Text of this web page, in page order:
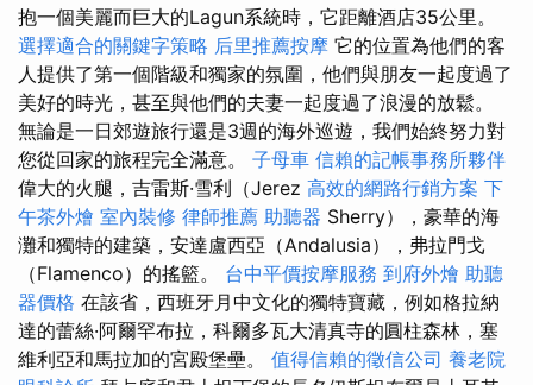
抱一個美麗而巨大的Lagun系統時，它距離酒店35公里。
選擇適合的關鍵字策略 后里推薦按摩 它的位置為他們的客
人提供了第一個階級和獨家的氛圍，他們與朋友一起度過了
美好的時光，甚至與他們的夫妻一起度過了浪漫的放鬆。
無論是一日郊遊旅行還是3週的海外巡遊，我們始終努力對
您從回家的旅程完全滿意。 子母車 信賴的記帳事務所夥伴
偉大的火腿，吉雷斯·雪利（Jerez 高效的網路行銷方案 下
午茶外燴 室內裝修 律師推薦 助聽器 Sherry），豪華的海
灘和獨特的建築，安達盧西亞（Andalusia），弗拉門戈
（Flamenco）的搖籃。 台中平價按摩服務 到府外燴 助聽
器價格 在該省，西班牙月中文化的獨特寶藏，例如格拉納
達的蕾絲·阿爾罕布拉，科爾多瓦大清真寺的圓柱森林，塞
維利亞和馬拉加的宮殿堡壘。 值得信賴的徵信公司 養老院